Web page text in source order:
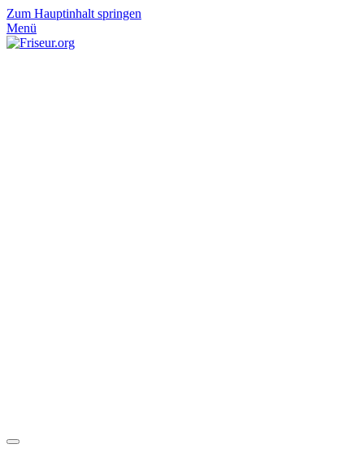
Zum Hauptinhalt springen
Menü